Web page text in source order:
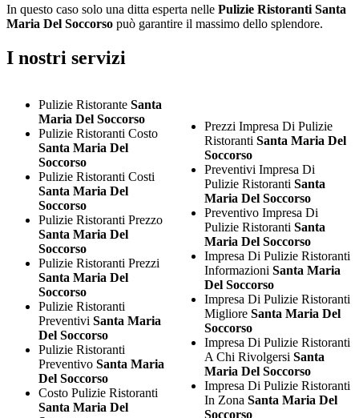
In questo caso solo una ditta esperta nelle Pulizie Ristoranti Santa
Maria Del Soccorso può garantire il massimo dello splendore.
I nostri servizi
Pulizie Ristorante Santa
Maria Del Soccorso
Pulizie Ristoranti Costo
Santa Maria Del
Soccorso
Pulizie Ristoranti Costi
Santa Maria Del
Soccorso
Pulizie Ristoranti Prezzo
Santa Maria Del
Soccorso
Pulizie Ristoranti Prezzi
Santa Maria Del
Soccorso
Pulizie Ristoranti
Preventivi Santa Maria
Del Soccorso
Pulizie Ristoranti
Preventivo Santa Maria
Del Soccorso
Costo Pulizie Ristoranti
Santa Maria Del
Prezzi Impresa Di Pulizie
RistorantiSanta Maria Del
Soccorso
Preventivi Impresa Di
Pulizie RistorantiSanta
Maria Del Soccorso
Preventivo Impresa Di
Pulizie RistorantiSanta
Maria Del Soccorso
Impresa Di Pulizie Ristoranti
InformazioniSanta Maria
Del Soccorso
Impresa Di Pulizie Ristoranti
MiglioreSanta Maria Del
Soccorso
Impresa Di Pulizie Ristoranti
A Chi RivolgersiSanta
Maria Del Soccorso
Impresa Di Pulizie Ristoranti
In ZonaSanta Maria Del
Soccorso